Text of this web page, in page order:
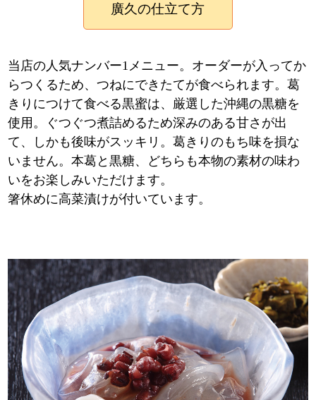
廣久の仕立て方
当店の人気ナンバー1メニュー。オーダーが入ってか
らつくるため、つねにできたてが食べられます。葛
きりにつけて食べる黒蜜は、厳選した沖縄の黒糖を
使用。ぐつぐつ煮詰めるため深みのある甘さが出
て、しかも後味がスッキリ。葛きりのもち味を損な
いません。本葛と黒糖、どちらも本物の素材の味わ
いをお楽しみいただけます。
箸休めに高菜漬けが付いています。